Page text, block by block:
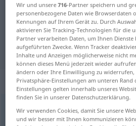
Deutsch-Kroatisch
"Ausgabe"
"Ausgabe" Kroatisch
„Ausgabe“:
Ausgabef <Ausgabe ;-n>
Wir und unsere716-Partner speichern und
personenbezogene Daten wie Browserdaten
Kennungen auf Ihrem Gerät zu. Durch
aktivieren Sie Tracking-Technologien für die
Partner verarbeiten Daten, um Ihnen Dienste
aufgeführten Zwecke. Wenn Tracker
Inhalte und Anzeigen möglicherweise nicht
können dieses Menü jederzeit wieder
ändern oder Ihre Einwilligung zu widerrufen,
Privatsphäre-Einstellungen am unteren Rand
Einstellungen gelten innerhalb unseres
finden Sie in unserer Datenschutzerklärung.
Wir verwenden Cookies, damit Sie unsere
und wir besser mit Ihnen kommunizieren